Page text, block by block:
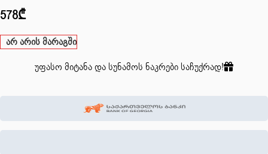
578₾
არ არის მარაგში
უფასო მიტანა და სუნამოს ნაკრები საჩუქრად!